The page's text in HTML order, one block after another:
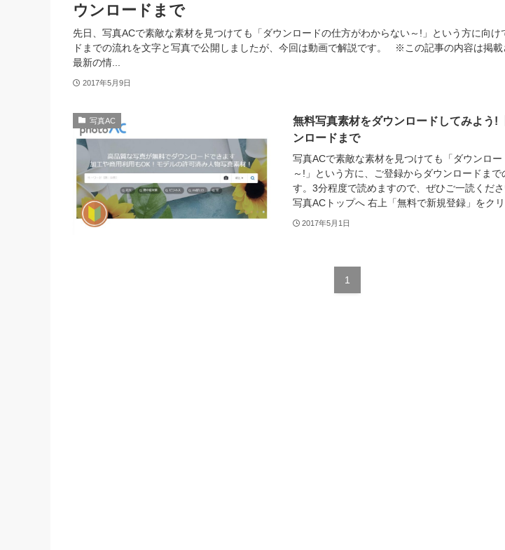
ウンロードまで
先日、写真ACで素敵な素材を見つけても「ダウンロードの仕方がわからない～!」という方に向け
ドまでの流れを文字と写真で公開しましたが、今回は動画で解説です。 ※この記事の内容は掲載
最新の情...
2017年5月9日
写真AC
無料写真素材をダウンロードしてみよう!
ンロードまで
写真ACで素敵な素材を見つけても「ダウンロ
～!」という方に、ご登録からダウンロードま
す。3分程度で読めますので、ぜひご一読くだ
写真ACトップへ 右上「無料で新規登録」をクリ
2017年5月1日
1